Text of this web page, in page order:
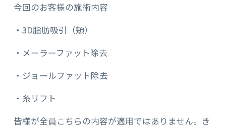
今回のお客様の施術内容
・3D脂肪吸引（頬）
・メーラーファット除去
・ジョールファット除去
・糸リフト
皆様が全員こちらの内容が適用ではありません。き